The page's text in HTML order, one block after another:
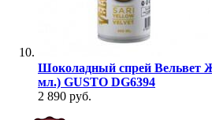
Шоколадный спрей Вельвет
мл.) GUSTO DG6394
2 890 руб.